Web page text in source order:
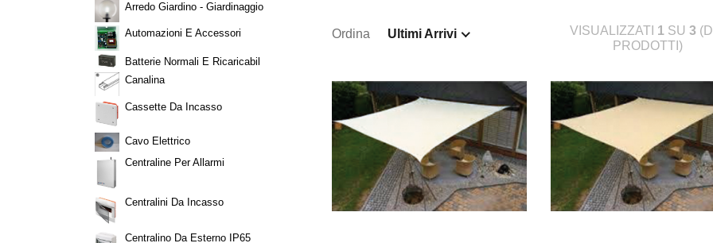
Arredo Giardino - Giardinaggio
Automazioni E Accessori
Batterie Normali E Ricaricabil
Canalina
Cassette Da Incasso
Cavo Elettrico
Centraline Per Allarmi
Centralini Da Incasso
Centralino Da Esterno IP65
Ordina Ultimi Arrivi VISUALIZZATI 1 SU 3
PRODOTTI)